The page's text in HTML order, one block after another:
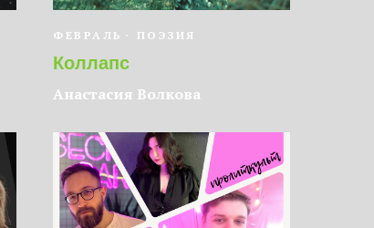
ФЕВРАЛЬ ПОЭЗИЯ
Коллапс
Анастасия Волкова